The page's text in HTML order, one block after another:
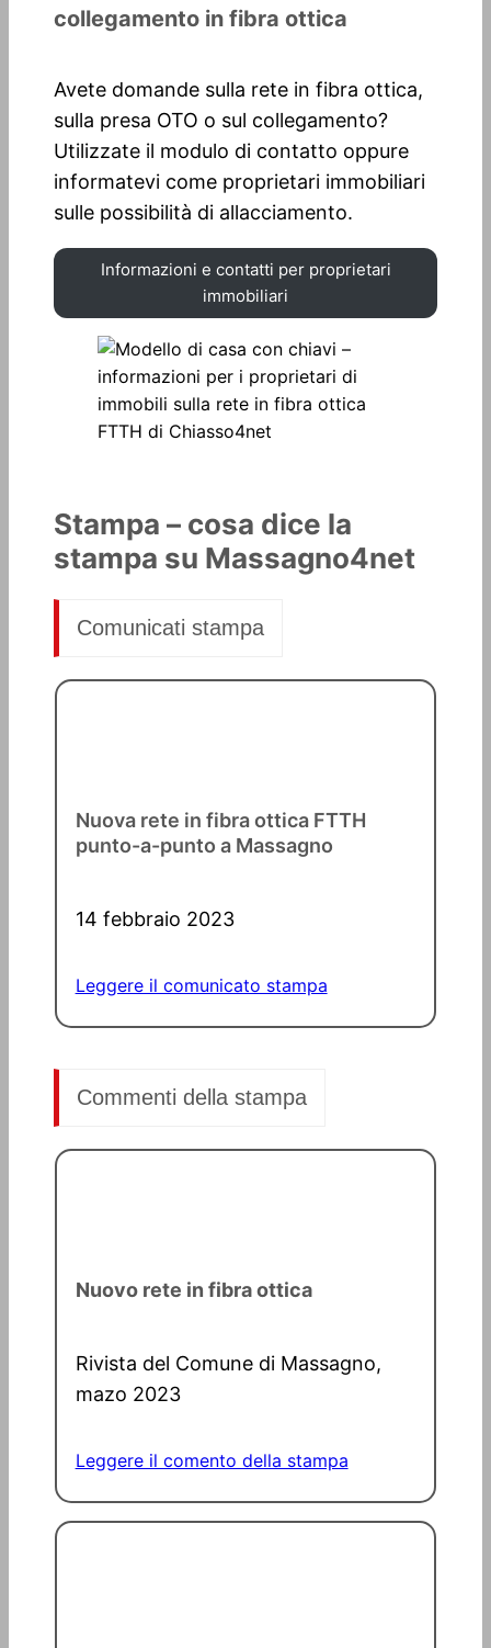
collegamento in fibra ottica
Avete domande sulla rete in fibra ottica,
sulla presa OTO o sul collegamento?
Utilizzate il modulo di contatto oppure
informatevi come proprietari immobiliari
sulle possibilità di allacciamento.
Informazioni e contatti per proprietari
immobiliari
Stampa – cosa dice la
stampa su Massagno4net
Comunicati stampa
Nuova rete in fibra ottica FTTH
punto-a-punto a Massagno
14 febbraio 2023
Leggere il comunicato stampa
Commenti della stampa
Nuovo rete in fibra ottica
Rivista del Comune di Massagno,
mazo 2023
Leggere il comento della stampa